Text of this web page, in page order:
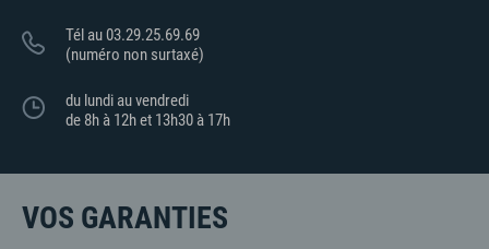
Tél au 03.29.25.69.69
(numéro non surtaxé)
du lundi au vendredi
de 8h à 12h et 13h30 à 17h
VOS GARANTIES